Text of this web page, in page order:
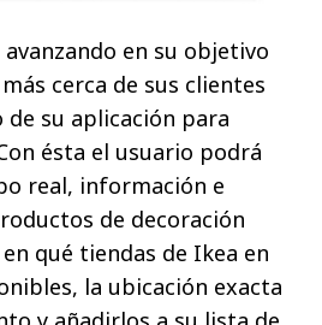
avanzando en su objetivo
cerca de sus clientes
su aplicación para
ésta el usuario podrá
real, información e
de decoración
qué tiendas de Ikea en
la ubicación exacta